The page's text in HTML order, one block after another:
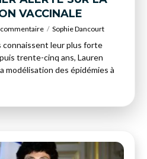
VACCINALE
Sophie Dancourt
connaissent leur plus forte
trente-cinq ans, Lauren
modélisation des épidémies à